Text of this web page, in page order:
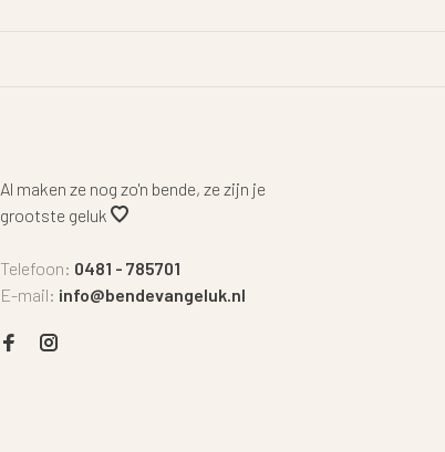
Al maken ze nog zo'n bende, ze zijn je
grootste geluk
Telefoon: 0481 - 785701
E-mail: info@bendevangeluk.nl